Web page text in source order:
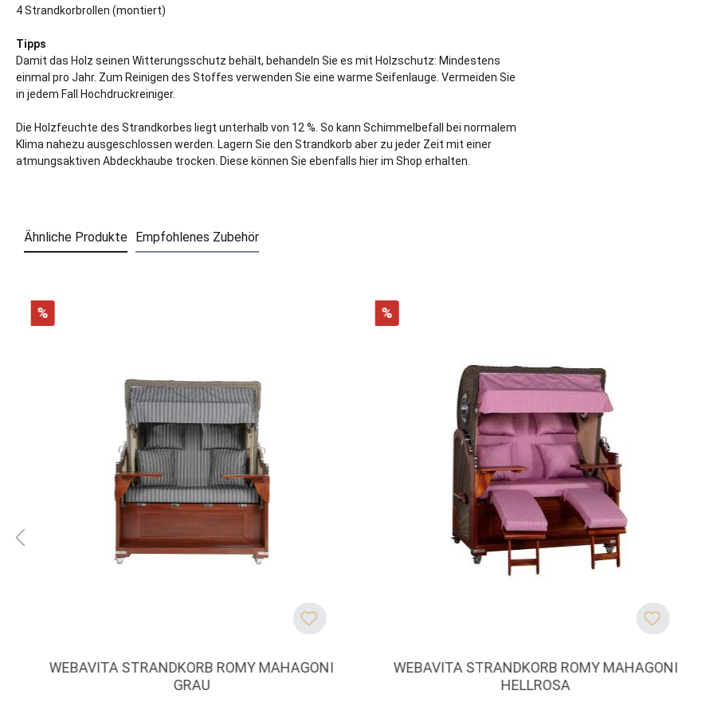
4 Strandkorbrollen (montiert)
Tipps
Damit das Holz seinen Witterungsschutz behält, behandeln Sie es mit Holzschutz: Mindestens
einmal pro Jahr. Zum Reinigen des Stoffes verwenden Sie eine warme Seifenlauge. Vermeiden Sie
in jedem Fall Hochdruckreiniger.
Die Holzfeuchte des Strandkorbes liegt unterhalb von 12 %. So kann Schimmelbefall bei normalem
Klima nahezu ausgeschlossen werden. Lagern Sie den Strandkorb aber zu jeder Zeit mit einer
atmungsaktiven Abdeckhaube trocken. Diese können Sie ebenfalls hier im Shop erhalten.
Ähnliche Produkte Empfohlenes Zubehör
%
WEBAVITA STRANDKORB ROMY MAHAGONI
GRAU
%
WEBAVITA STRANDKORB ROMY MAHAGONI
HELLROSA